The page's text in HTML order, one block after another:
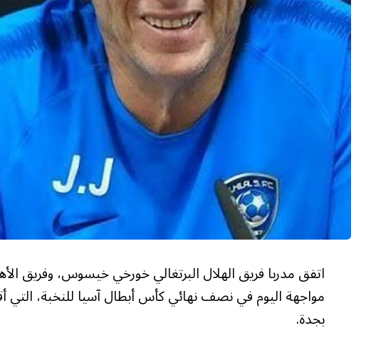
اتفق مدربا فريق الهلال البرتغالي خورخي خيسوس، وفريق
مواجهة اليوم في نصف نهائي كأس أبطال آسيا للنخبة،
بجدة.